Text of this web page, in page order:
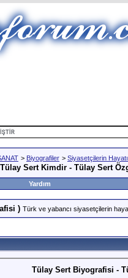
> Biyografiler > Siyasetçilerin
Sert Kimdir - Tülay Sert
Yardım
) Türk ve yabancı siyasetçilerin
Tülay Sert Biyografisi -